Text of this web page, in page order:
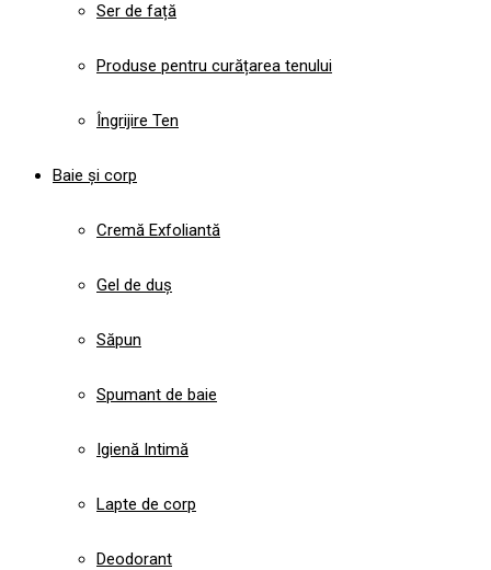
Ser de față
Produse pentru curățarea tenului
Îngrijire Ten
Baie și corp
Cremă Exfoliantă
Gel de duș
Săpun
Spumant de baie
Igienă Intimă
Lapte de corp
Deodorant